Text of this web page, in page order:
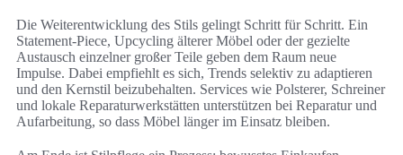
Die Weiterentwicklung des Stils gelingt Schritt für Schritt. Ein
Statement-Piece, Upcycling älterer Möbel oder der gezielte
Austausch einzelner großer Teile geben dem Raum neue
Impulse. Dabei empfiehlt es sich, Trends selektiv zu adaptieren
und den Kernstil beizubehalten. Services wie Polsterer, Schreiner
und lokale Reparaturwerkstätten unterstützen bei Reparatur und
Aufarbeitung, so dass Möbel länger im Einsatz bleiben.